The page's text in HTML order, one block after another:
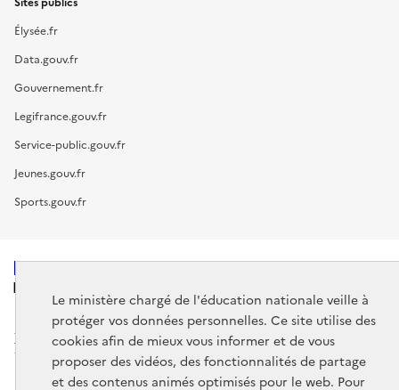
Le ministère chargé de l'éducation nationale veille à
protéger vos données personnelles. Ce site utilise des
cookies afin de mieux vous informer et de vous
proposer des vidéos, des fonctionnalités de partage
et des contenus animés optimisés pour le web. Pour
Élysée.fr
Data.gouv.fr
Gouvernement.fr
Legifrance.gouv.fr
Service-public.gouv.fr
Jeunes.gouv.fr
Sports.gouv.fr
MINISTÈRE
DE L'ÉDUCATION
NATIONALE